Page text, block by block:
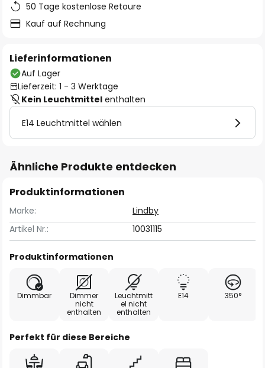
50 Tage kostenlose Retoure
Kauf auf Rechnung
Lieferinformationen
Auf Lager
Lieferzeit: 1 - 3 Werktage
Kein Leuchtmittel enthalten
E14 Leuchtmittel wählen
Ähnliche Produkte entdecken
Produktinformationen
Marke:
Lindby
Artikel Nr.:
10031115
Produktinformationen
Dimmbar
Dimmer
nicht
enthalten
Leuchtmitt
el nicht
enthalten
E14 350°
Perfekt für diese Bereiche